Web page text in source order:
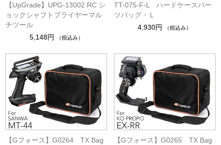
【UpGrade】UPG-13002 RC シ
ョックシャフトプライヤーマル
チツール
5,148円
（税込み）
TT-075-F-L ハードケースパー
ツバッグ・Ｌ
4,930円
（税込み）
【Gフォース】G0264 TX Bag
【Gフォース】G0265 TX Bag